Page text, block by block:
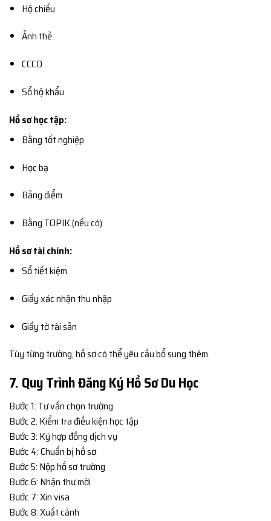
Hộ chiếu
Ảnh thẻ
CCCD
Sổ hộ khẩu
Hồ sơ học tập:
Bằng tốt nghiệp
Học bạ
Bảng điểm
Bằng TOPIK (nếu có)
Hồ sơ tài chính:
Sổ tiết kiệm
Giấy xác nhận thu nhập
Giấy tờ tài sản
Tùy từng trường, hồ sơ có thể yêu cầu bổ sung thêm.
7. Quy Trình Đăng Ký Hồ Sơ Du Học
Bước 1: Tư vấn chọn trường
Bước 2: Kiểm tra điều kiện học tập
Bước 3: Ký hợp đồng dịch vụ
Bước 4: Chuẩn bị hồ sơ
Bước 5: Nộp hồ sơ trường
Bước 6: Nhận thư mời
Bước 7: Xin visa
Bước 8: Xuất cảnh